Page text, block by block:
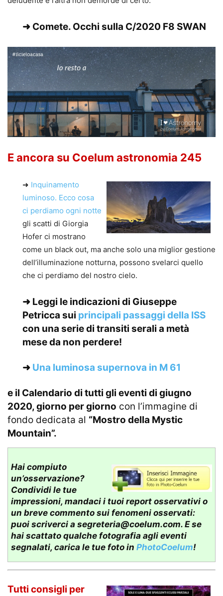
➜ Comete. Occhi sulla C/2020 F8 SWAN
E ancora su Coelum astronomia 245
➜ Inquinamento
luminoso. Ecco cosa
ci perdiamo ogni notte
gli scatti di Giorgia
Hofer ci mostrano
come un black out, ma anche solo una miglior gestione
dell’illuminazione notturna, possono svelarci quello
che ci perdiamo del nostro cielo.
➜ Leggi le indicazioni di Giuseppe
Petricca sui principali passaggi della ISS
con una serie di transiti serali a metà
mese da non perdere!
➜ Una luminosa supernova in M 61
e il Calendario di tutti gli eventi di giugno
2020,giorno per giorno con l’immagine di
fondo dedicata al “Mostro della Mystic
Mountain”.
Hai compiuto
un’osservazione?
Condividi le tue
impressioni, mandaci i tuoi report osservativi o
un breve commento sui fenomeni osservati:
puoi scriverci a segreteria@coelum.com. E se
hai scattato qualche fotografia agli eventi
segnalati, carica le tue foto in PhotoCoelum!
Tutti consigli per